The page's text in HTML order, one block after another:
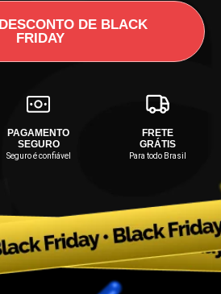
DE BLACK
FRIDAY
PAGAMENTO
SEGURO
Seguro é confiável
FRETE
GRÁTIS
Para todo Brasil